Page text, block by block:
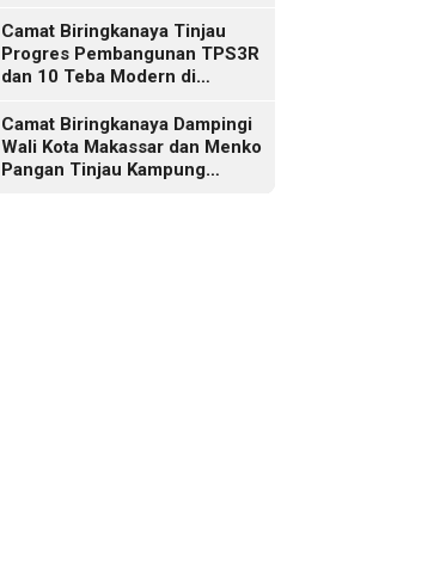
Camat Biringkanaya Tinjau
Progres Pembangunan TPS3R
dan 10 Teba Modern di
Camat Biringkanaya Dampingi
Wali Kota Makassar dan Menko
Pangan Tinjau Kampung